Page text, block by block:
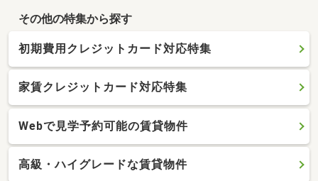
その他の特集から探す
初期費用クレジットカード対応特集
家賃クレジットカード対応特集
Webで見学予約可能の賃貸物件
高級・ハイグレードな賃貸物件